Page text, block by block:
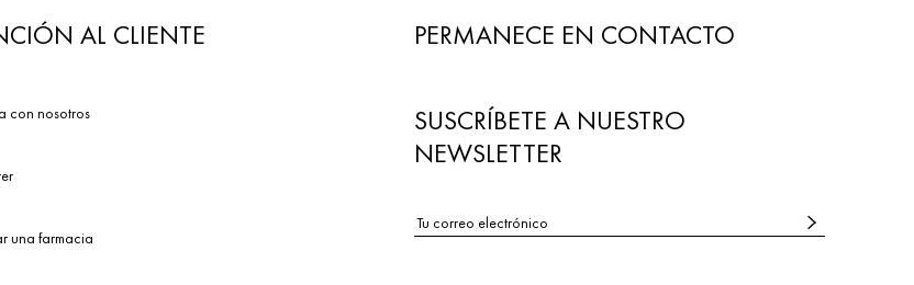
AL CLIENTE
con nosotros
una farmacia
PERMANECE EN CONTACTO
SUSCRÍBETE A NUESTRO
NEWSLETTER